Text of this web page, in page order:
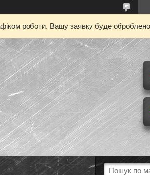
роботи. Вашу заявку буде